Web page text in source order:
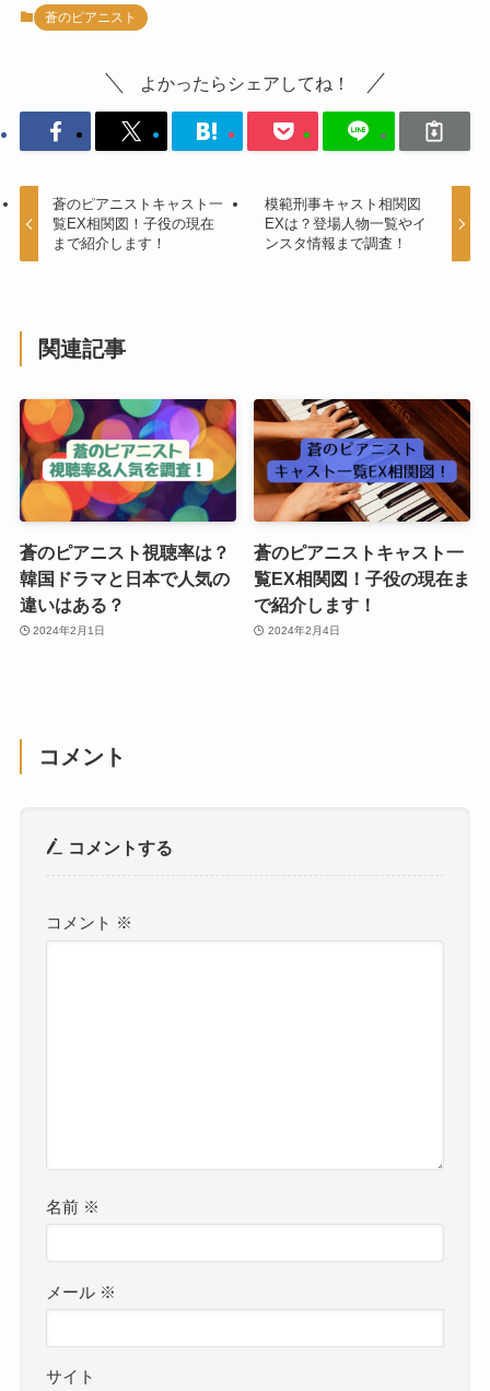
蒼のピアニスト
よかったらシェアしてね！
蒼のピアニストキャスト一
覧EX相関図！子役の現在
まで紹介します！
模範刑事キャスト相関図
EXは？登場人物一覧やイ
ンスタ情報まで調査！
関連記事
蒼のピアニスト視聴率は？
韓国ドラマと日本で人気の
違いはある？
2024年2月1日
蒼のピアニストキャスト一
覧EX相関図！子役の現在ま
で紹介します！
2024年2月4日
コメント
コメントする
コメント ※
名前 ※
メール ※
サイト